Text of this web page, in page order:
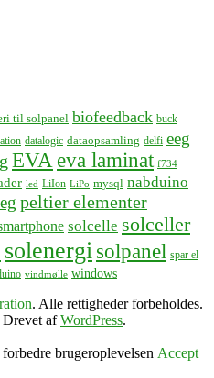
til solpanel biofeedback buck
datalogic dataopsamling delfi eeg
EVA eva laminat f734
led LiIon LiPo mysql nabduino
peltier elementer
solcelle solceller
solenergisolpanel spar el
vindmølle windows
. Alle rettigheder forbeholdes.
afWordPress.
brugeroplevelsen Accept